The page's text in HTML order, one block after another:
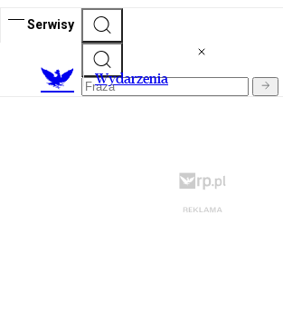
Serwisy
Wydarzenia